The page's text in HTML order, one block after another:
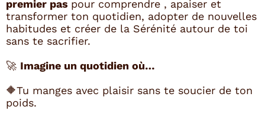
premier pas pour comprendre , apaiser et
transformer ton quotidien, adopter de nouvelles
habitudes et créer de la Sérénité autour de toi
sans te sacrifier.
🚀 Imagine un quotidien où…
🔶Tu manges avec plaisir sans te soucier de ton
poids.